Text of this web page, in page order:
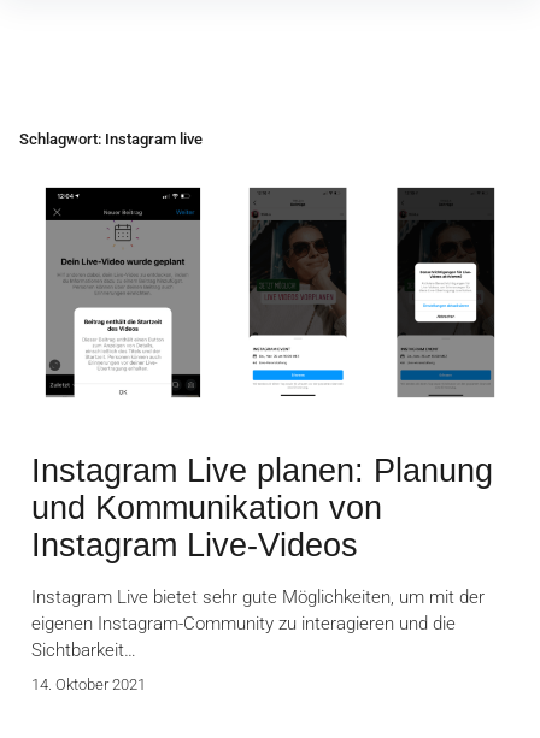
Schlagwort: Instagram live
Instagram Live planen: Planung
und Kommunikation von
Instagram Live-Videos
Instagram Live bietet sehr gute Möglichkeiten, um mit der
eigenen Instagram-Community zu interagieren und die
Sichtbarkeit…
14. Oktober 2021